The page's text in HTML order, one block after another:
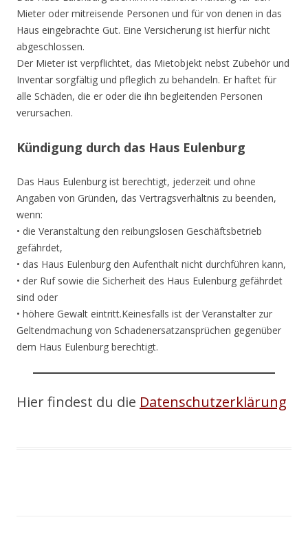
Mieter oder mitreisende Personen und für von denen in das
Haus eingebrachte Gut. Eine Versicherung ist hierfür nicht
abgeschlossen.
Der Mieter ist verpflichtet, das Mietobjekt nebst Zubehör und
Inventar sorgfältig und pfleglich zu behandeln. Er haftet für
alle Schäden, die er oder die ihn begleitenden Personen
verursachen.
Kündigung durch das Haus Eulenburg
Das Haus Eulenburg ist berechtigt, jederzeit und ohne
Angaben von Gründen, das Vertragsverhältnis zu beenden,
wenn:
• die Veranstaltung den reibungslosen Geschäftsbetrieb
gefährdet,
• das Haus Eulenburg den Aufenthalt nicht durchführen kann,
• der Ruf sowie die Sicherheit des Haus Eulenburg gefährdet
sind oder
• höhere Gewalt eintritt.Keinesfalls ist der Veranstalter zur
Geltendmachung von Schadenersatzansprüchen gegenüber
dem Haus Eulenburg berechtigt.
Hier findest du die Datenschutzerklärung